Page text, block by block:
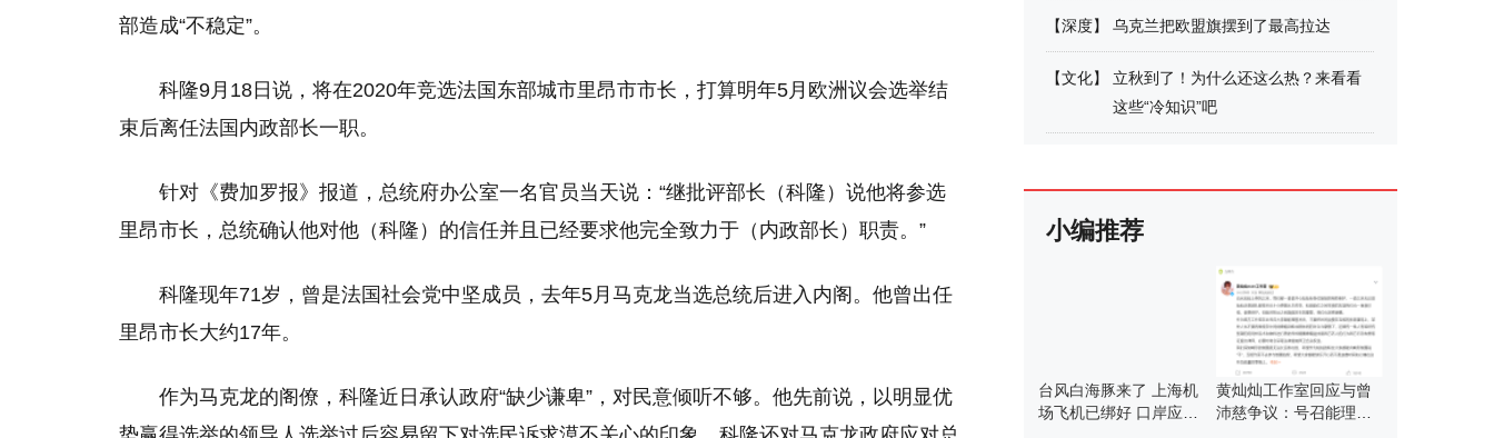
部造成“不稳定”。
科隆9月18日说，将在2020年竞选法国东部城市里昂市市长，打算明年5月欧洲议会选举结
束后离任法国内政部长一职。
针对《费加罗报》报道，总统府办公室一名官员当天说：“继批评部长（科隆）说他将参选
里昂市长，总统确认他对他（科隆）的信任并且已经要求他完全致力于（内政部长）职责。”
科隆现年71岁，曾是法国社会党中坚成员，去年5月马克龙当选总统后进入内阁。他曾出任
里昂市长大约17年。
作为马克龙的阁僚，科隆近日承认政府“缺少谦卑”，对民意倾听不够。他先前说，以明显优
【深度】 乌克兰把欧盟旗摆到了最高拉达
【文化】
立秋到了！为什么还这么热？来看看
这些“冷知识”吧
小编推荐
台风白海豚来了 上海机
场飞机已绑好 口岸应急
黄灿灿工作室回应与曾
沛慈争议：号召能理智